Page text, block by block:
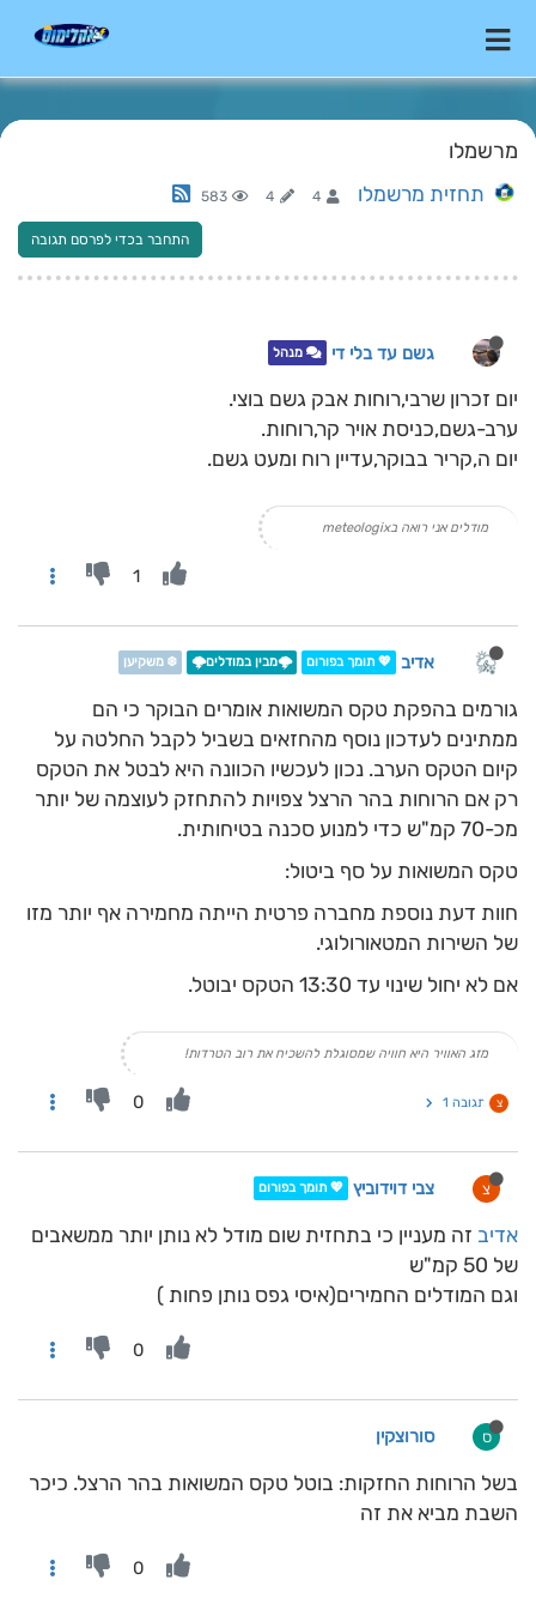
מרשמלו
תחזית מרשמלו 4
4
583
התחבר בכדי לפרסם תגובה
גשם עד בלי די מנהל
יום זכרון שרבי,רוחות אבק גשם בוצי.
ערב-גשם,כניסת אויר קר,רוחות.
יום ה,קריר בבוקר,עדיין רוח ומעט גשם.
מודלים אני רואה בmeteologix
1
אדיב 💖 תומך בפורום 🌩️מבין במודלים🌩️ ❄️ משקיען
גורמים בהפקת טקס המשואות אומרים הבוקר כי הם
ממתינים לעדכון נוסף מהחזאים בשביל לקבל החלטה על
קיום הטקס הערב. נכון לעכשיו הכוונה היא לבטל את הטקס
רק אם הרוחות בהר הרצל צפויות להתחזק לעוצמה של יותר
מכ-70 קמ"ש כדי למנוע סכנה בטיחותית.
טקס המשואות על סף ביטול:
חוות דעת נוספת מחברה פרטית הייתה מחמירה אף יותר מזו
של השירות המטאורולוגי.
אם לא יחול שינוי עד 13:30 הטקס יבוטל.
מזג האוויר היא חוויה שמסוגלת להשכיח את רוב הטרדות!
צ תגובה 1 0
צ צבי דוידוביץ 💖 תומך בפורום
אדיב זה מעניין כי בתחזית שום מודל לא נותן יותר ממשאבים
של 50 קמ"ש
וגם המודלים החמירים(איסי גפס נותן פחות )
0
ס סורוצקין
בשל הרוחות החזקות: בוטל טקס המשואות בהר הרצל. כיכר
השבת מביא את זה
0